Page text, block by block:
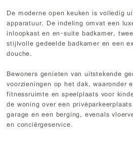
De moderne open keuken is volledig
apparatuur. De indeling omvat een
inloopkast en en-suite badkamer,
stijlvolle gedeelde badkamer en een
douche.
Bewoners genieten van uitstekende
voorzieningen op het dak, waaronder
fitnessruimte en speelplaats voor
de woning over een
garage en een berging, evenals
en conciërgeservice.